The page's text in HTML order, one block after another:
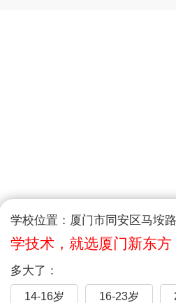
学校位置：厦门市同安区马垵
学技术，就选厦门新东方
多大了：
14-16岁 16-23岁